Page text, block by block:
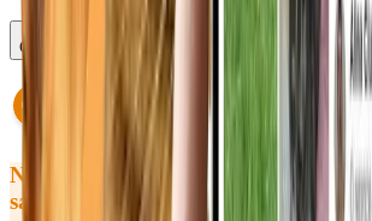
Ce se întâmplă dacă întârzii?
Nu ai găsit răspunsul pe care îl căutai
sau încă ai întrebări? Hai să vorbim!